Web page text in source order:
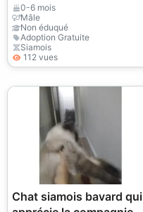
0-6 mois
Mâle
Non éduqué
Adoption Gratuite
Siamois
112 vues
Chat siamois bavard qui